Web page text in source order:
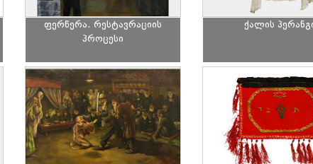
ფერწერა. რესტავრაციის
პროცესი
ქალის